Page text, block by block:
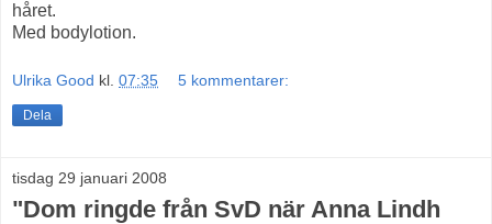
håret.
Med bodylotion.
Ulrika Good kl. 07:35 5 kommentarer:
Dela
tisdag 29 januari 2008
"Dom ringde från SvD när Anna Lindh